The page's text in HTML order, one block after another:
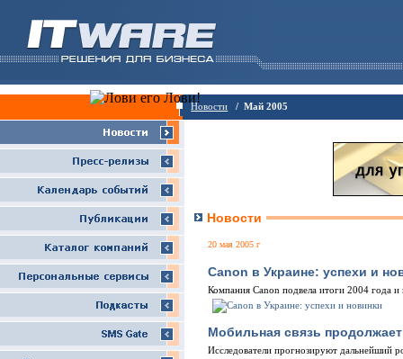
Новости / Май 2005
Новости
20 мая 2005 г
Canon в Украине: успехи и
Компания Canon подвела итоги 2004 года
Мобильная связь
Исследователи прогнозируют дальнейший